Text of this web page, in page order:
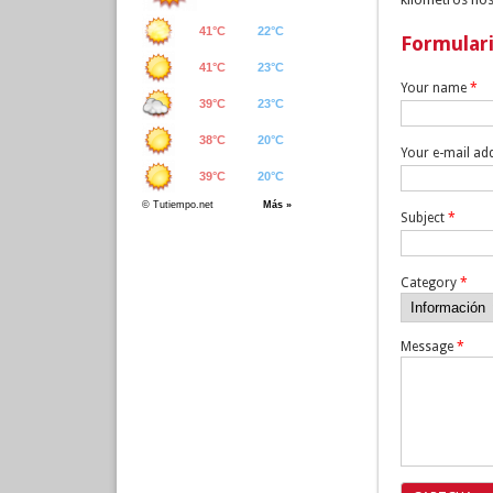
Your name*
Your e-mail
Subject*
Category*
Message*